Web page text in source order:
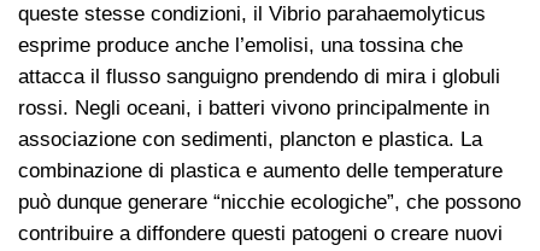
queste stesse condizioni, il Vibrio parahaemolyticus
esprime produce anche l’emolisi, una tossina che
attacca il flusso sanguigno prendendo di mira i globuli
rossi. Negli oceani, i batteri vivono principalmente in
associazione con sedimenti, plancton e plastica. La
combinazione di plastica e aumento delle temperature
può dunque generare “nicchie ecologiche”, che possono
contribuire a diffondere questi patogeni o creare nuovi